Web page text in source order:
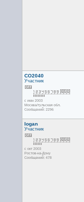
CO2040
Участник
с июн 2003
Москва/тульская обл.
Сообщений: 2296
Iogan
Участник
с окт 2003
Ростов-на-Дону
Сообщений: 478